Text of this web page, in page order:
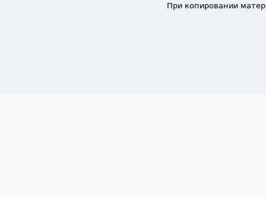
При копировании